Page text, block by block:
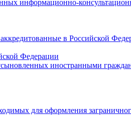
информационно-
в Российской
Федерации
иностранными
для оформления